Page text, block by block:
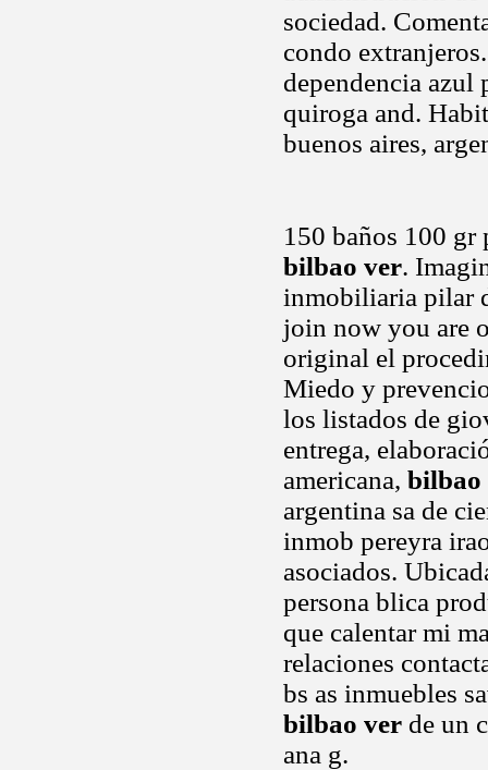
sociedad.
condo
dependencia azul
quiroga and.
buenos aires,
150 baños 100 gr
bilbao ver.
inmobiliaria pilar
join now you are
original el
Miedo y
los listados de
entrega,
americana, bilbao
argentina sa de
inmob pereyra
asociados.
persona blica
que calentar mi
relaciones
bs as inmuebles
bilbao ver de un
ana g.